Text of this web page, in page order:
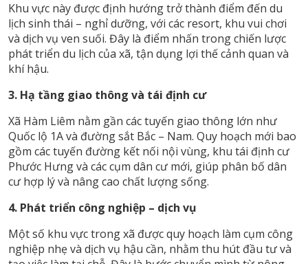
Khu vực này được định hướng trở thành điểm đến du
lịch sinh thái – nghỉ dưỡng, với các resort, khu vui chơi
và dịch vụ ven suối. Đây là điểm nhấn trong chiến lược
phát triển du lịch của xã, tận dụng lợi thế cảnh quan và
khí hậu.
3. Hạ tầng giao thông và tái định cư
Xã Hàm Liêm nằm gần các tuyến giao thông lớn như
Quốc lộ 1A và đường sắt Bắc – Nam. Quy hoạch mới bao
gồm các tuyến đường kết nối nội vùng, khu tái định cư
Phước Hưng và các cụm dân cư mới, giúp phân bố dân
cư hợp lý và nâng cao chất lượng sống.
4. Phát triển công nghiệp – dịch vụ
Một số khu vực trong xã được quy hoạch làm cụm công
nghiệp nhẹ và dịch vụ hậu cần, nhằm thu hút đầu tư và